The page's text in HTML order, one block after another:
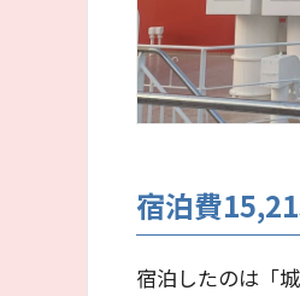
宿泊費
宿泊したのは「